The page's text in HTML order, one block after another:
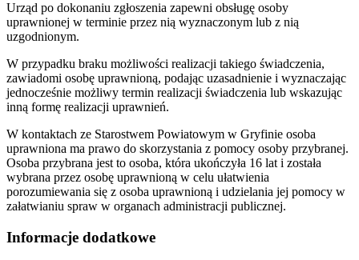
Urząd po dokonaniu zgłoszenia zapewni obsługę osoby
uprawnionej w terminie przez nią wyznaczonym lub z nią
uzgodnionym.
W przypadku braku możliwości realizacji takiego świadczenia,
zawiadomi osobę uprawnioną, podając uzasadnienie i wyznaczając
jednocześnie możliwy termin realizacji świadczenia lub wskazując
inną formę realizacji uprawnień.
W kontaktach ze Starostwem Powiatowym w Gryfinie osoba
uprawniona ma prawo do skorzystania z pomocy osoby przybranej.
Osoba przybrana jest to osoba, która ukończyła 16 lat i została
wybrana przez osobę uprawnioną w celu ułatwienia
porozumiewania się z osoba uprawnioną i udzielania jej pomocy w
załatwianiu spraw w organach administracji publicznej.
Informacje dodatkowe